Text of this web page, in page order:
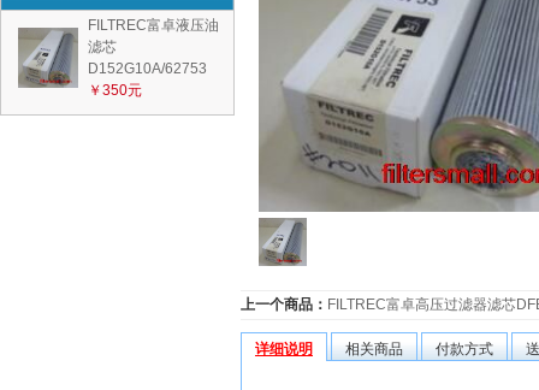
FILTREC富卓液压油
滤芯
D152G10A/62753
￥350元
上一个商品： FILTREC富卓高压过滤器滤芯
详细说明 相关商品 付款方式